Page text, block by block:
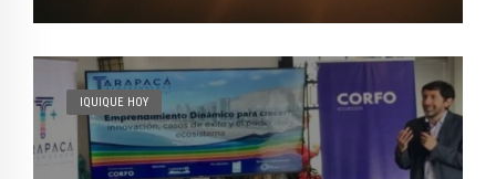
IQUIQUE HOY